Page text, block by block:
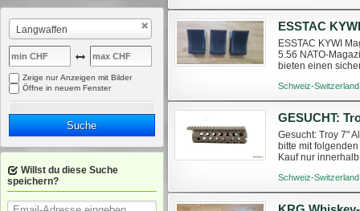
ESSTAC KYWI
5.56 NATO-
bieten einen
Schweiz-
Gesucht: Troy 7"
bitte mit
Kauf nur
Schweiz-
Langwaffen
Zeige nur Anzeigen mit Bilder
Öffne in neuem Fenster
Suche
Willst du diese Suche
speichern?